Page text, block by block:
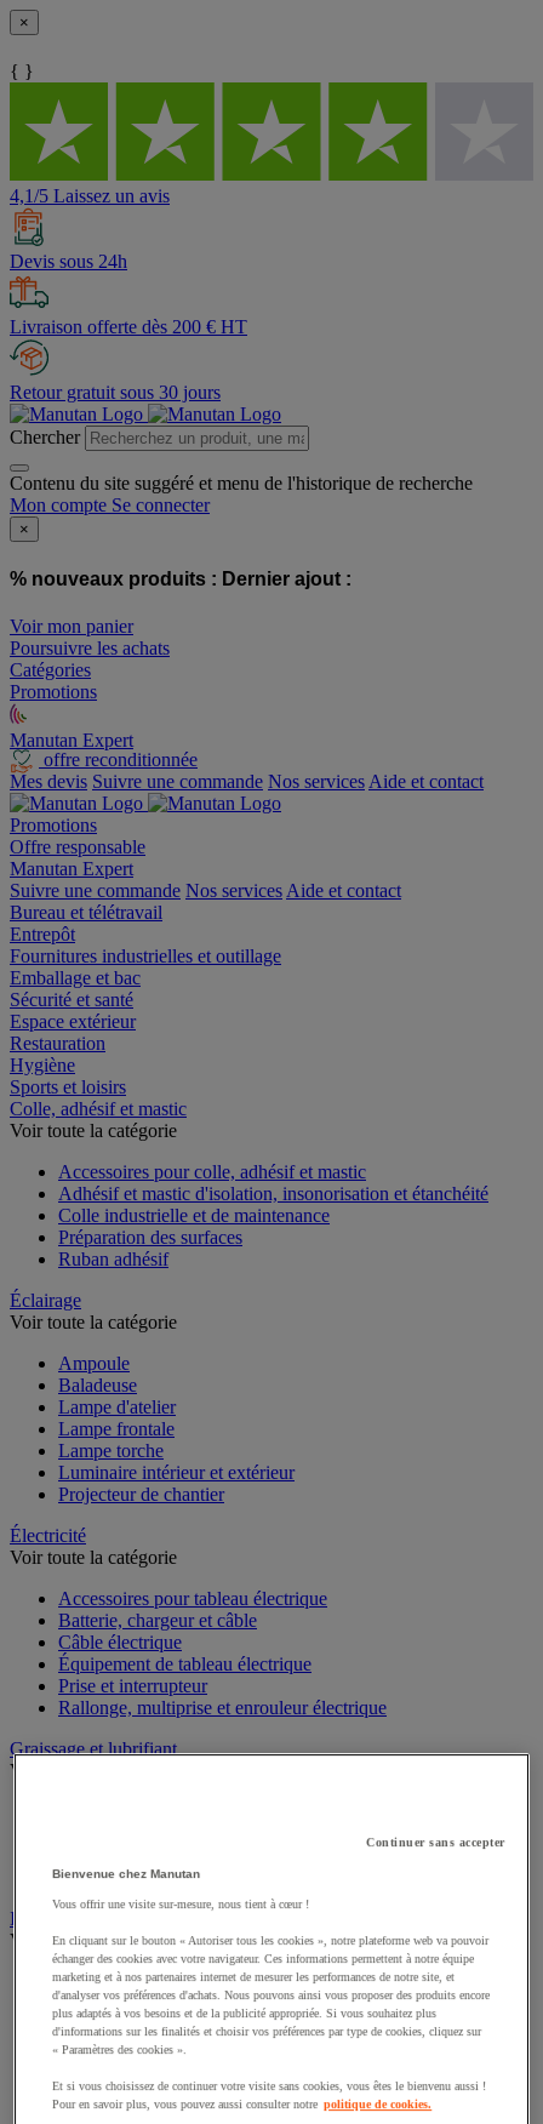
×
{ }
4,1/5 Laissez un avis
Devis sous 24h
Livraison offerte dès 200 € HT
Retour gratuit sous 30 jours
Chercher
Contenu du site suggéré et menu de l'historique de recherche
Mon compte Se connecter
×
% nouveaux produits : Dernier ajout :
Voir mon panier
Poursuivre les achats
Catégories
Promotions
Manutan Expert
offre reconditionnée
Mes devis Suivre une commande Nos services Aide et contact
Promotions
Offre responsable
Manutan Expert
Suivre une commande Nos services Aide et contact
Bureau et télétravail
Entrepôt
Fournitures industrielles et outillage
Emballage et bac
Sécurité et santé
Espace extérieur
Restauration
Hygiène
Sports et loisirs
Colle, adhésif et mastic
Voir toute la catégorie
Accessoires pour colle, adhésif et mastic
Adhésif et mastic d'isolation, insonorisation et étanchéité
Colle industrielle et de maintenance
Préparation des surfaces
Ruban adhésif
Éclairage
Voir toute la catégorie
Ampoule
Baladeuse
Lampe d'atelier
Lampe frontale
Lampe torche
Luminaire intérieur et extérieur
Projecteur de chantier
Électricité
Voir toute la catégorie
Accessoires pour tableau électrique
Batterie, chargeur et câble
Câble électrique
Équipement de tableau électrique
Prise et interrupteur
Rallonge, multiprise et enrouleur électrique
Graissage et lubrifiant
Voir toute la catégorie
Outils de graissage
Instrument de mesure
Voir toute la catégorie
Balance industrielle
Compteur et compteur-métreur
Dynamomètre
Équipement optique
Mesure de distance
Mesure de la vitesse
Continuer sans accepter
Bienvenue chez Manutan
Vous offrir une visite sur-mesure, nous tient à cœur !
En cliquant sur le bouton « Autoriser tous les cookies », notre plateforme web va pouvoir
échanger des cookies avec votre navigateur. Ces informations permettent à notre équipe
marketing et à nos partenaires internet de mesurer les performances de notre site, et
d'analyser vos préférences d'achats. Nous pouvons ainsi vous proposer des produits encore
plus adaptés à vos besoins et de la publicité appropriée. Si vous souhaitez plus
d'informations sur les finalités et choisir vos préférences par type de cookies, cliquez sur
« Paramètres des cookies ».
Et si vous choisissez de continuer votre visite sans cookies, vous êtes le bienvenu aussi !
Pour en savoir plus, vous pouvez aussi consulter notre politique de cookies.